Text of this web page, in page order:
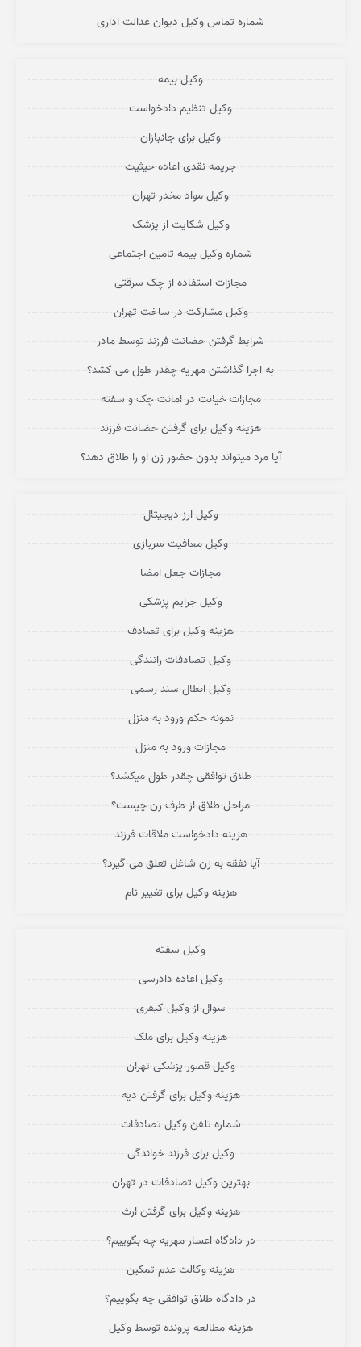
شماره تماس وکیل دیوان عدالت اداری
وکیل بیمه
وکیل تنظیم دادخواست
وکیل برای جانبازان
جریمه نقدی اعاده حیثیت
وکیل مواد مخدر تهران
وکیل شکایت از پزشک
شماره وکیل بیمه تامین اجتماعی
مجازات استفاده از چک سرقتی
وکیل مشارکت در ساخت تهران
شرایط گرفتن حضانت فرزند توسط مادر
به اجرا گذاشتن مهریه چقدر طول می کشد؟
مجازات خیانت در امانت چک و سفته
هزینه وکیل برای گرفتن حضانت فرزند
آیا مرد میتواند بدون حضور زن او را طلاق دهد؟
وکیل ارز دیجیتال
وکیل معافیت سربازی
مجازات جعل امضا
وکیل جرایم پزشکی
هزینه وکیل برای تصادف
وکیل تصادفات رانندگی
وکیل ابطال سند رسمی
نمونه حکم ورود به منزل
مجازات ورود به منزل
طلاق توافقی چقدر طول میکشد؟
مراحل طلاق از طرف زن چیست؟
هزینه دادخواست ملاقات فرزند
آیا نفقه به زن شاغل تعلق می گیرد؟
هزینه وکیل برای تغییر نام
وکیل سفته
وکیل اعاده دادرسی
سوال از وکیل کیفری
هزینه وکیل برای ملک
وکیل قصور پزشکی تهران
هزینه وکیل برای گرفتن دیه
شماره تلفن وکیل تصادفات
وکیل برای فرزند خواندگی
بهترین وکیل تصادفات در تهران
هزینه وکیل برای گرفتن ارث
در دادگاه اعسار مهریه چه بگوییم؟
هزینه وکالت عدم تمکین
در دادگاه طلاق توافقی چه بگوییم؟
هزینه مطالعه پرونده توسط وکیل